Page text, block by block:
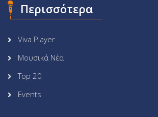
Περισσότερα
Viva Player
Μουσικά Νέα
Top 20
Events